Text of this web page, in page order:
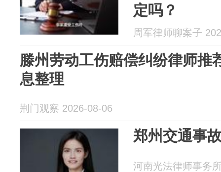
定吗？
周军律师聊案子
滕州劳动工伤赔偿纠纷律师推
息整理
荆门观察 2026-08-06
郑州交通事
河南光法律师事务